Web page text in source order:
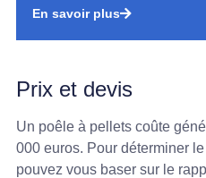
En savoir plus
Prix et devis
Un poêle à pellets coûte
000 euros. Pour déterminer
pouvez vous baser sur le